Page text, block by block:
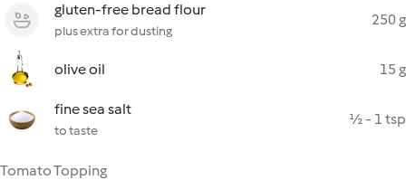
gluten-free bread flour
plus extra for dusting
250 g
olive oil 15 g
fine sea salt
to taste
½ - 1 tsp
Tomato Topping